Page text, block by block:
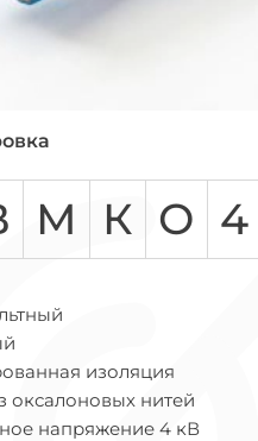
М К О 4
изоляция
оксалоновых нитей
напряжение 4 кВ